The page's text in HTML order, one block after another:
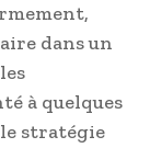
dans un
à quelques
stratégie